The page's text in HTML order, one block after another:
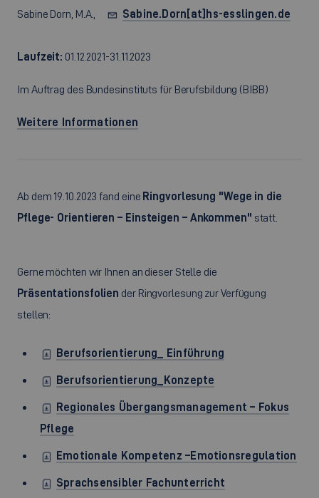
Sabine Dorn, M.A., Sabine.Dorn[at]hs-esslingen.de
Laufzeit: 01.12.2021-31.11.2023
Im Auftrag des Bundesinstituts für Berufsbildung (BIBB)
Weitere Informationen
Ab dem 19.10.2023 fand eine Ringvorlesung "Wege in die
Pflege- Orientieren – Einsteigen – Ankommen" statt.
Gerne möchten wir Ihnen an dieser Stelle die
Präsentationsfolien der Ringvorlesung zur Verfügung
stellen:
Berufsorientierung_ Einführung
Berufsorientierung_Konzepte
Regionales Übergangsmanagement – Fokus
Pflege
Emotionale Kompetenz –Emotionsregulation
Sprachsensibler Fachunterricht